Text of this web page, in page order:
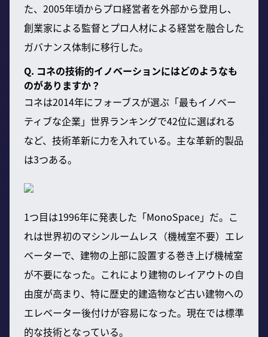
た、2005年頃からプロ経営者を外部から登用し、
創業家による監督とプロ人材による経営を融合した
ガバナンス体制に移行した。
Q. コネの技術的イノベーションにはどのようなも
のがありますか？
コネは2014年にフォーブスが選ぶ「最もイノベー
ティブな企業」世界ランキングで42位に選ばれる
など、技術革新に力を入れている。主な革新的製品
は3つある。
1つ目は1996年に発表した「MonoSpace」だ。こ
れは世界初のマシンルームレス（機械室不要）エレ
ベーターで、建物の上部に設置する巻き上げ機械室
が不要になった。これにより建物のレイアウトの自
由度が高まり、特に歴史的建造物など古い建物への
エレベーター後付けが容易になった。現在では標準
的な技術となっている。